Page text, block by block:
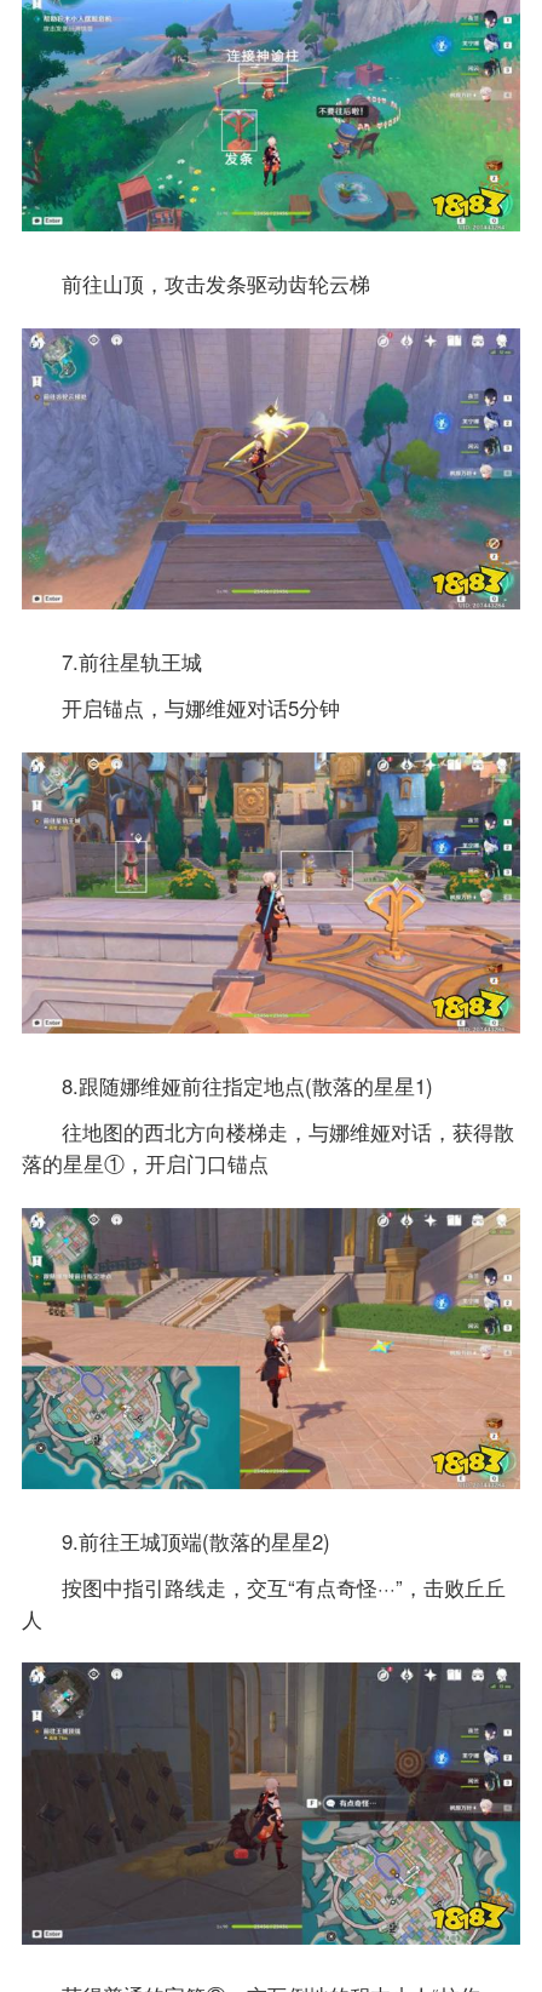
前往山顶，攻击发条驱动齿轮云梯
7.前往星轨王城
开启锚点，与娜维娅对话5分钟
8.跟随娜维娅前往指定地点(散落的星星1)
往地图的西北方向楼梯走，与娜维娅对话，获得散
落的星星①，开启门口锚点
9.前往王城顶端(散落的星星2)
按图中指引路线走，交互“有点奇怪···”，击败丘丘
人